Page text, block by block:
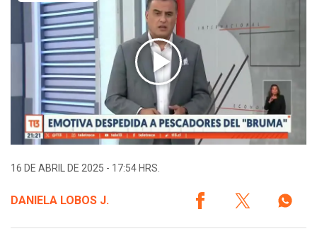
16 DE ABRIL DE 2025 - 17:54 HRS.
DANIELA LOBOS J.